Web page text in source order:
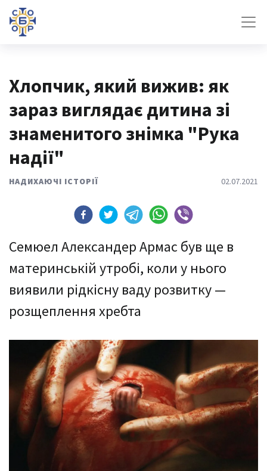
Хлопчик, який вижив: як
зараз виглядає дитина зі
знаменитого знімка "Рука
надії"
НАДИХАЮЧІ ІСТОРІЇ 02.07.2021
Семюел Александер Армас був ще в
материнській утробі, коли у нього
виявили рідкісну ваду розвитку ―
розщеплення хребта